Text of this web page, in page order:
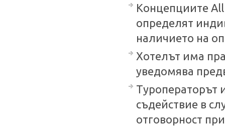
Концепциите All
определят
наличието на
Хотелът има
уведомява
Туроператорът
съдействие в
отговорност